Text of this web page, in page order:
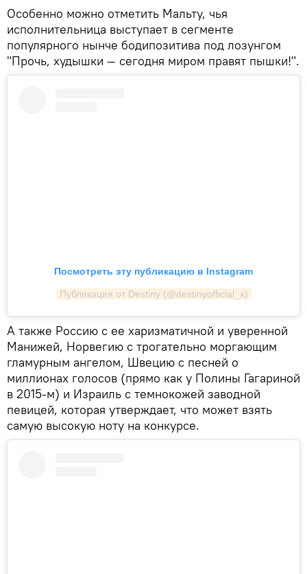
Особенно можно отметить Мальту, чья
исполнительница выступает в сегменте
популярного нынче бодипозитива под лозунгом
"Прочь, худышки — сегодня миром правят пышки!".
Посмотреть эту публикацию в Instagram
Публикация от Destiny (@destinyofficial_x)
А также Россию с ее харизматичной и уверенной
Манижей, Норвегию с трогательно моргающим
гламурным ангелом, Швецию с песней о
миллионах голосов (прямо как у Полины Гагариной
в 2015-м) и Израиль с темнокожей заводной
певицей, которая утверждает, что может взять
самую высокую ноту на конкурсе.